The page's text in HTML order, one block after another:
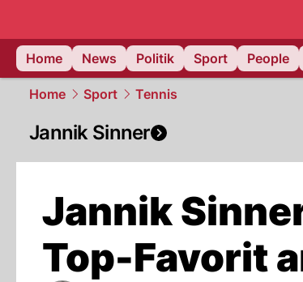
Home
News Politik Sport People
Home Sport Tennis
Jannik Sinner
Jannik
Top-Favorit